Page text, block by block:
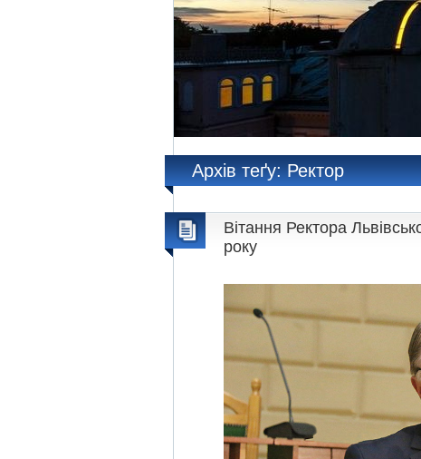
Архів теґу: Ректор
Вітання Ректора
року